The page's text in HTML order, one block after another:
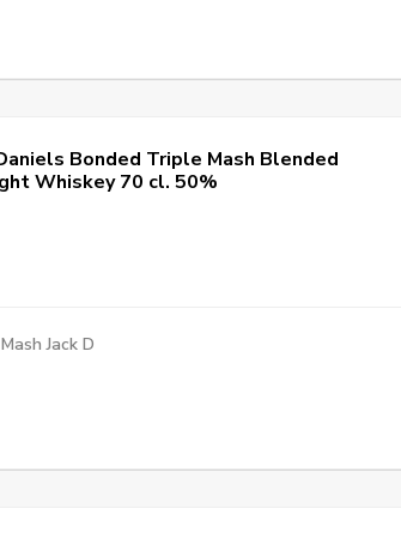
Bonded Triple Mash Blended
Whiskey 70 cl. 50%
Jack D